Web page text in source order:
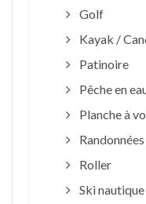
Golf
Kayak /
Patinoire
Pêche en
Planche à
Roller
Ski nautique